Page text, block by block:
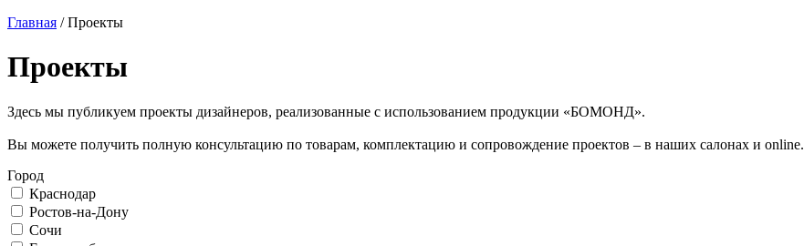
Главная /Проекты
Проекты
Здесь мы публикуем проекты дизайнеров, реализованные с использованием продукции «БОМОНД».
Вы можете получить полную консультацию по товарам, комплектацию и сопровождение проектов – в наших салонах и online.
Город
Краснодар
Ростов-на-Дону
Сочи